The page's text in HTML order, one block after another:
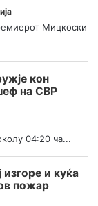
Мицкоски
кон
на СВР
04:20 ча...
и куќа
пожар